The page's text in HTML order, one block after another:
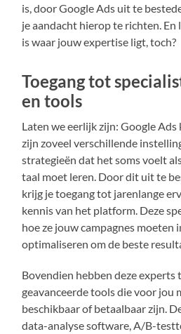
is, door Google Ads uit te
je aandacht hierop te richten.
is waar jouw expertise ligt, toch?
Toegang tot
en tools
Laten we eerlijk zijn: Google
zijn zoveel verschillende
strategieën dat het soms voelt
taal moet leren. Door dit uit te
krijg je toegang tot jarenlange
kennis van het platform. Deze
hoe ze jouw campagnes moeten
optimaliseren om de beste
Bovendien hebben deze experts
geavanceerde tools die voor jou
beschikbaar of betaalbaar zijn.
data-analyse software, A/B-